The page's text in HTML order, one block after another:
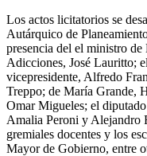
Los actos licitatorios se
Autárquico de
presencia del el ministro
Adicciones, José Lauritto;
vicepresidente, Alfredo
Treppo; de María Grande,
Omar Migueles; el
Amalia Peroni y Alejandro
gremiales docentes y los
Mayor de Gobierno, entre